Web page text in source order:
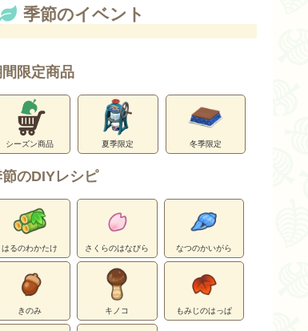
季節のイベント
限定商品
シーズン商品 夏季限定 冬季限定
のDIYレシピ
はるのわかたけ さくらのはなびら なつのかいがら
きのみ キノコ もみじのはっぱ